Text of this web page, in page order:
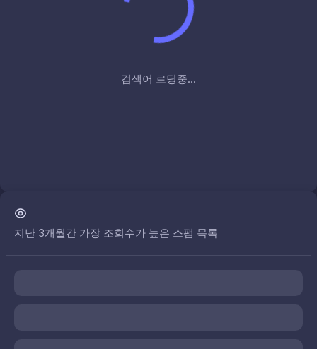
검색어 로딩중...
지난 3개월간 가장 조회수가 높은 스팸 목록